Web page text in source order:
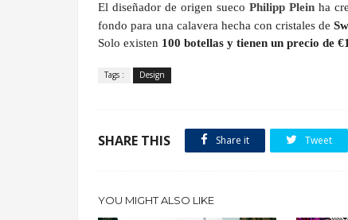
El diseñador de origen sueco Philipp Pleinha
fondo para una calavera hecha con cristales de
Solo existen 100 botellas y tienen un precio de
Tags : Design
SHARE THIS Share it Tweet
YOU MIGHT ALSO LIKE